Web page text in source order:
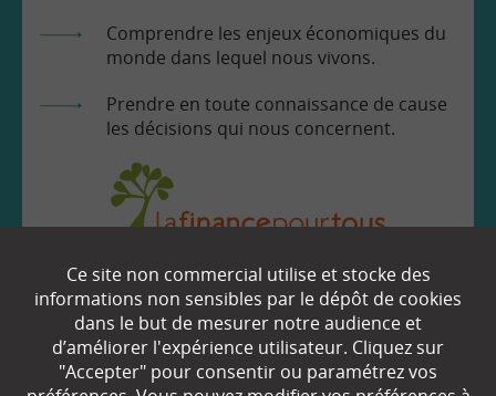
Comprendre les enjeux économiques du
monde dans lequel nous vivons.
Prendre en toute connaissance de cause
les décisions qui nous concernent.
EN SAVOIR
Qui sommes-nous ?
Ce site non commercial utilise et stocke des
informations non sensibles par le dépôt de cookies
dans le but de mesurer notre audience et
d’améliorer l'expérience utilisateur. Cliquez sur
"Accepter" pour consentir ou paramétrez vos